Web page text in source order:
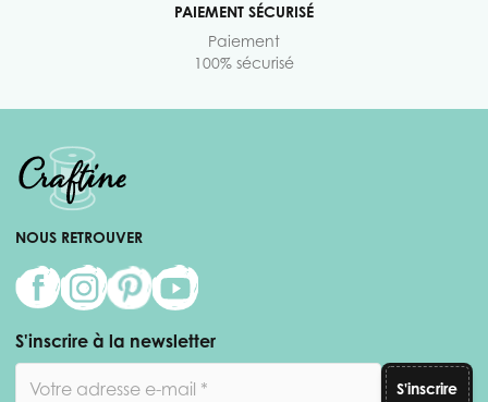
PAIEMENT SÉCURISÉ
Paiement
100% sécurisé
NOUS RETROUVER
S'inscrire à la newsletter
S'inscrire